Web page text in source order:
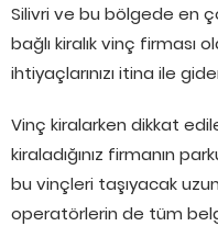
Silivri ve bu bölgede en
bağlı kiralık vinç firması
ihtiyaçlarınızı itina ile
Vinç kiralarken dikkat
kiraladığınız firmanın
bu vinçleri taşıyacak
operatörlerin de tüm